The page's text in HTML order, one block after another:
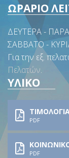
ΩΡΑΡΙΟ
ΔΕΥΤΕΡΑ -
ΣΑΒΒΑΤΟ -
Για την εξ.
Πελατών.
ΥΛΙΚΟ
PDF
PDF